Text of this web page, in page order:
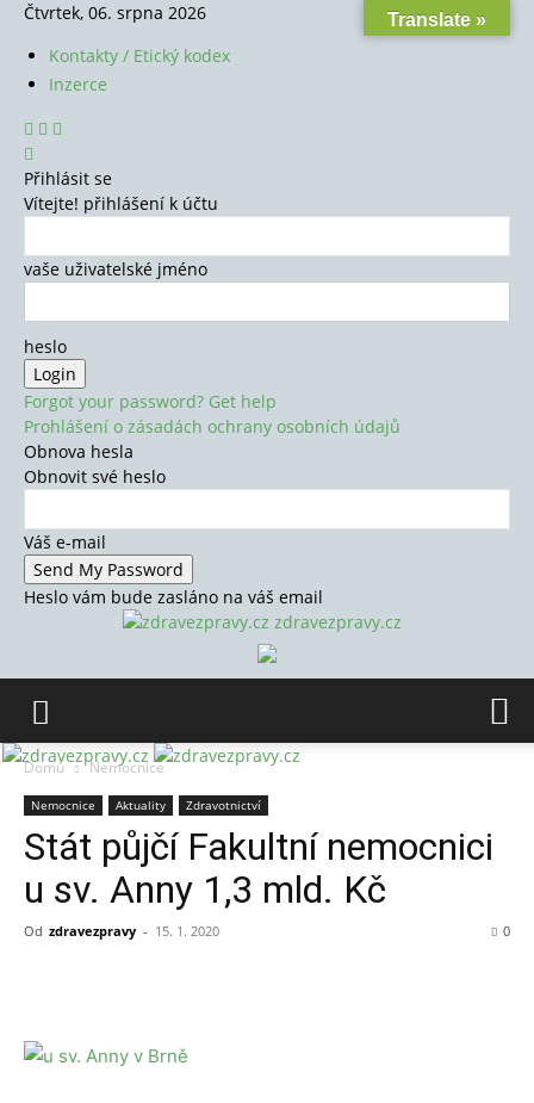
Čtvrtek, 06. srpna 2026
Kontakty / Etický kodex
Inzerce
Přihlásit se
Vítejte! přihlášení k účtu
vaše uživatelské jméno
heslo
Forgot your password? Get help
Prohlášení o zásadách ochrany osobních údajů
Obnova hesla
Obnovit své heslo
Váš e-mail
Heslo vám bude zasláno na váš email
zdravezpravy.cz
Domů Nemocnice
Nemocnice Aktuality Zdravotnictví
Stát půjčí Fakultní nemocnici
u sv. Anny 1,3 mld. Kč
Od zdravezpravy - 15. 1. 2020 0
Translate »